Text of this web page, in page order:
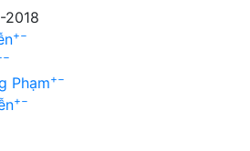
+−
−
Phạm+−
+−